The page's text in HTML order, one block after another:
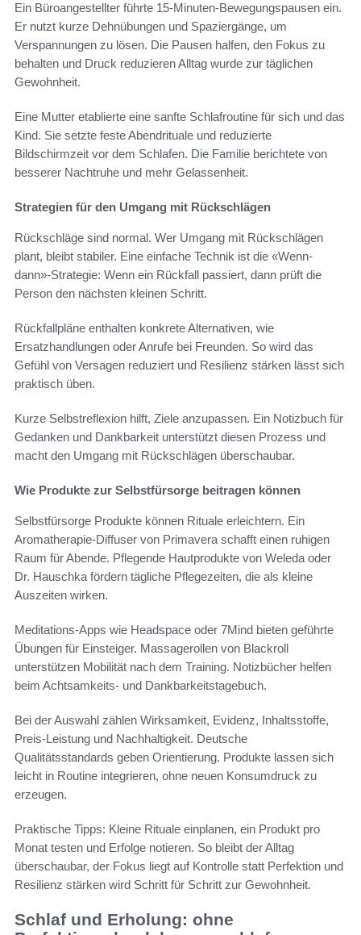
Ein Büroangestellter führte 15-Minuten-Bewegungspausen ein.
Er nutzt kurze Dehnübungen und Spaziergänge, um
Verspannungen zu lösen. Die Pausen halfen, den Fokus zu
behalten und Druck reduzieren Alltag wurde zur täglichen
Gewohnheit.
Eine Mutter etablierte eine sanfte Schlafroutine für sich und das
Kind. Sie setzte feste Abendrituale und reduzierte
Bildschirmzeit vor dem Schlafen. Die Familie berichtete von
besserer Nachtruhe und mehr Gelassenheit.
Strategien für den Umgang mit Rückschlägen
Rückschläge sind normal. Wer Umgang mit Rückschlägen
plant, bleibt stabiler. Eine einfache Technik ist die «Wenn-
dann»-Strategie: Wenn ein Rückfall passiert, dann prüft die
Person den nächsten kleinen Schritt.
Rückfallpläne enthalten konkrete Alternativen, wie
Ersatzhandlungen oder Anrufe bei Freunden. So wird das
Gefühl von Versagen reduziert und Resilienz stärken lässt sich
praktisch üben.
Kurze Selbstreflexion hilft, Ziele anzupassen. Ein Notizbuch für
Gedanken und Dankbarkeit unterstützt diesen Prozess und
macht den Umgang mit Rückschlägen überschaubar.
Wie Produkte zur Selbstfürsorge beitragen können
Selbstfürsorge Produkte können Rituale erleichtern. Ein
Aromatherapie-Diffuser von Primavera schafft einen ruhigen
Raum für Abende. Pflegende Hautprodukte von Weleda oder
Dr. Hauschka fördern tägliche Pflegezeiten, die als kleine
Auszeiten wirken.
Meditations-Apps wie Headspace oder 7Mind bieten geführte
Übungen für Einsteiger. Massagerollen von Blackroll
unterstützen Mobilität nach dem Training. Notizbücher helfen
beim Achtsamkeits- und Dankbarkeitstagebuch.
Bei der Auswahl zählen Wirksamkeit, Evidenz, Inhaltsstoffe,
Preis-Leistung und Nachhaltigkeit. Deutsche
Qualitätsstandards geben Orientierung. Produkte lassen sich
leicht in Routine integrieren, ohne neuen Konsumdruck zu
erzeugen.
Praktische Tipps: Kleine Rituale einplanen, ein Produkt pro
Monat testen und Erfolge notieren. So bleibt der Alltag
überschaubar, der Fokus liegt auf Kontrolle statt Perfektion und
Resilienz stärken wird Schritt für Schritt zur Gewohnheit.
Schlaf und Erholung: ohne